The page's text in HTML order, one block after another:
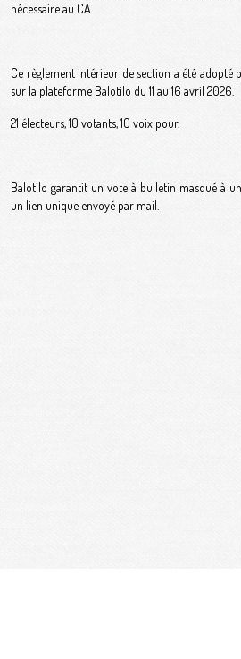
nécessaire au CA.
Ce règlement intérieur de section a été adopté
sur la plateforme Balotilo du 11 au 16 avril 2026.
21 électeurs, 10 votants, 10 voix pour.
Balotilo garantit un vote à bulletin masqué à
un lien unique envoyé par mail.